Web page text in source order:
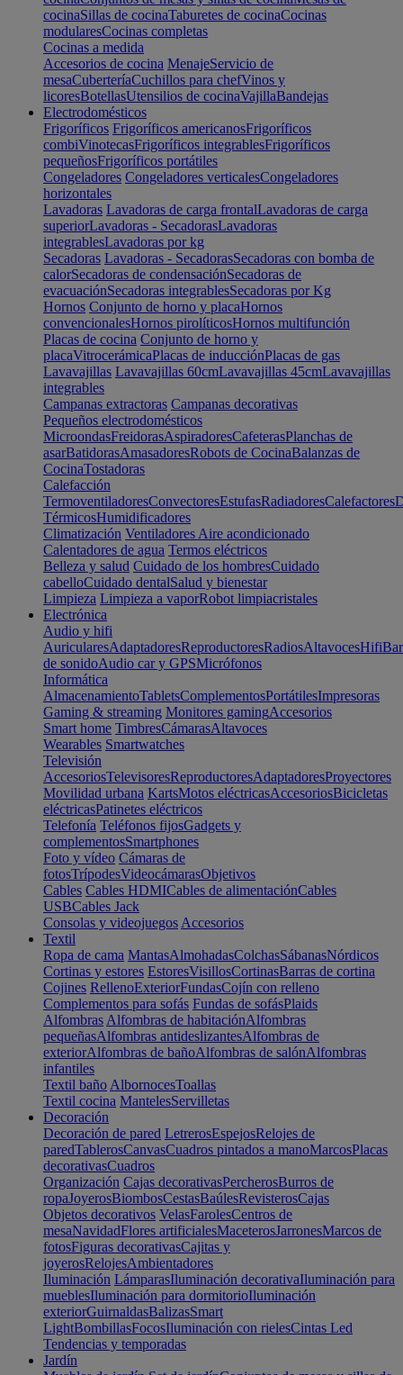
cocinaSillas de cocinaTaburetes de cocinaCocinas
modularesCocinas completas
Cocinas a medida
Accesorios de cocina MenajeServicio de
mesaCuberteríaCuchillos para chefVinos y
licoresBotellasUtensilios de cocinaVajillaBandejas
Electrodomésticos
Frigoríficos Frigoríficos americanosFrigoríficos
combiVinotecasFrigoríficos integrablesFrigoríficos
pequeñosFrigoríficos portátiles
Congeladores Congeladores verticalesCongeladores
horizontales
Lavadoras Lavadoras de carga frontalLavadoras de carga
superiorLavadoras - SecadorasLavadoras
integrablesLavadoras por kg
Secadoras Lavadoras - SecadorasSecadoras con bomba de
calorSecadoras de condensaciónSecadoras de
evacuaciónSecadoras integrablesSecadoras por Kg
Hornos Conjunto de horno y placaHornos
convencionalesHornos pirolíticosHornos multifunción
Placas de cocina Conjunto de horno y
placaVitrocerámicaPlacas de inducciónPlacas de gas
Lavavajillas Lavavajillas 60cmLavavajillas 45cmLavavajillas
integrables
Campanas extractoras Campanas decorativas
Pequeños electrodomésticos
MicroondasFreidorasAspiradoresCafeterasPlanchas de
asarBatidorasAmasadoresRobots de CocinaBalanzas de
CocinaTostadoras
Calefacción
TermoventiladoresConvectoresEstufasRadiadoresCalefactores
TérmicosHumidificadores
Climatización Ventiladores Aire acondicionado
Calentadores de agua Termos eléctricos
Belleza y salud Cuidado de los hombresCuidado
cabelloCuidado dentalSalud y bienestar
Limpieza Limpieza a vaporRobot limpiacristales
Electrónica
Audio y hifi
AuricularesAdaptadoresReproductoresRadiosAltavocesHifi
de sonidoAudio car y GPSMicrófonos
Informática
AlmacenamientoTabletsComplementosPortátilesImpresoras
Gaming & streaming Monitores gamingAccesorios
Smart home TimbresCámarasAltavoces
Wearables Smartwatches
Televisión
AccesoriosTelevisoresReproductoresAdaptadoresProyectores
Movilidad urbana KartsMotos eléctricasAccesoriosBicicletas
eléctricasPatinetes eléctricos
Telefonía Teléfonos fijosGadgets y
complementosSmartphones
Foto y vídeo Cámaras de
fotosTrípodesVideocámarasObjetivos
Cables Cables HDMICables de alimentaciónCables
USBCables Jack
Consolas y videojuegos Accesorios
Textil
Ropa de cama MantasAlmohadasColchasSábanasNórdicos
Cortinas y estores EstoresVisillosCortinasBarras de cortina
Cojines RellenoExteriorFundasCojín con relleno
Complementos para sofás Fundas de sofásPlaids
Alfombras Alfombras de habitaciónAlfombras
pequeñasAlfombras antideslizantesAlfombras de
exteriorAlfombras de bañoAlfombras de salónAlfombras
infantiles
Textil baño AlbornocesToallas
Textil cocina MantelesServilletas
Decoración
Decoración de pared LetrerosEspejosRelojes de
paredTablerosCanvasCuadros pintados a manoMarcosPlacas
decorativasCuadros
Organización Cajas decorativasPercherosBurros de
ropaJoyerosBiombosCestasBaúlesRevisterosCajas
Objetos decorativos VelasFarolesCentros de
mesaNavidadFlores artificialesMaceterosJarronesMarcos de
fotosFiguras decorativasCajitas y
joyerosRelojesAmbientadores
Iluminación LámparasIluminación decorativaIluminación para
mueblesIluminación para dormitorioIluminación
exteriorGuirnaldasBalizasSmart
LightBombillasFocosIluminación con rielesCintas Led
Tendencias y temporadas
Jardín